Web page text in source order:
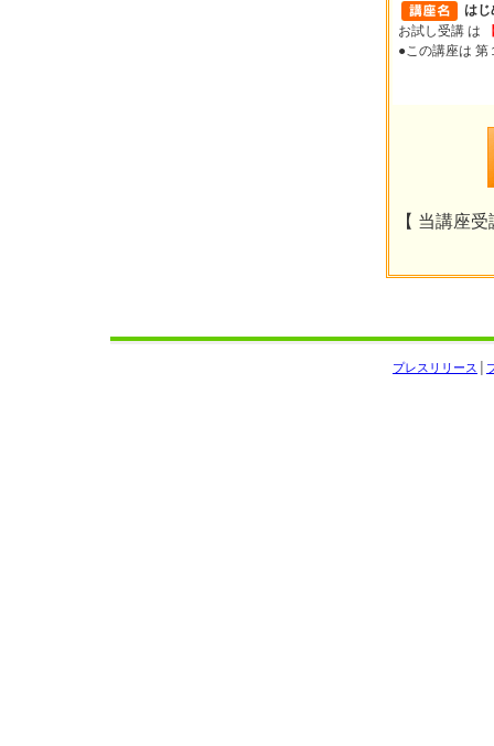
は
お試し受講 は
●この講座は 第
【 当講座
プレスリリース